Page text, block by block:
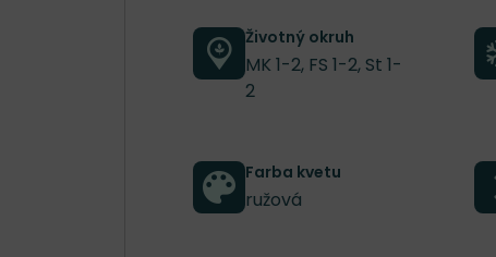
Životný okruh
MK 1-2, FS 1-2, St 1-
2
Farba kvetu
ružová